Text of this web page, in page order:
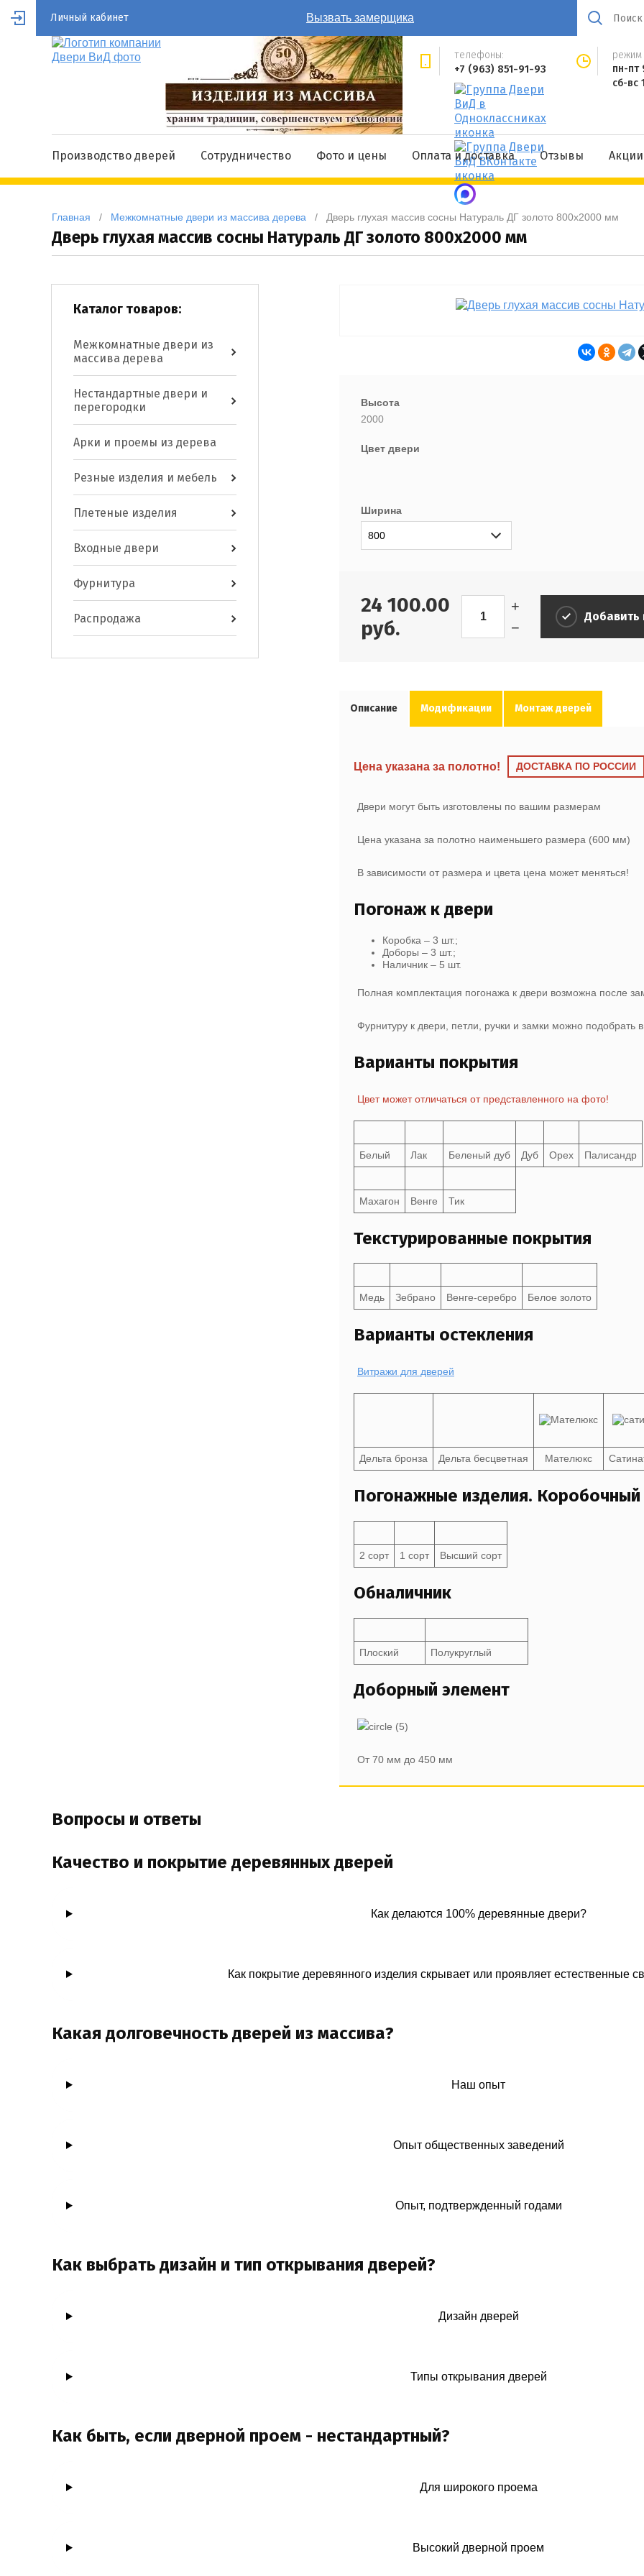
Личный кабинет Вызвать замерщика
телефоны:
+7 (963) 851-91-93
режим
пн-пт
сб-вс
Производство дверей Сотрудничество Фото и цены Оплата и доставка Отзывы Акции
Главная
   /
Межкомнатные двери из массива дерева
   /
Дверь глухая массив сосны Натураль ДГ золото 800x2000 мм
Дверь глухая массив сосны Натураль ДГ золото 800x2000 мм
Каталог товаров:
Межкомнатные двери из
массива дерева
Нестандартные двери и
перегородки
Арки и проемы из дерева
Резные изделия и мебель
Плетеные изделия
Входные двери
Фурнитура
Распродажа
Высота
2000
Цвет двери
Ширина
24 100.00
руб.
−
+
Добавить
Описание Модификации Монтаж дверей
Цена указана за полотно! ДОСТАВКА ПО РОССИИ
Двери могут быть изготовлены по вашим размерам
Цена указана за полотно наименьшего размера (600 мм)
В зависимости от размера и цвета цена может меняться!
Погонаж к двери
Коробка – 3 шт.;
Доборы – 3 шт.;
Наличник – 5 шт.
Полная комплектация погонажа к двери возможна после
Фурнитуру к двери, петли, ручки и замки можно подобрать
Варианты покрытия
Цвет может отличаться от представленного на фото!
Белый Лак Беленый дуб Дуб Орех Палисандр
Махагон Венге Тик
Текстурированные покрытия
Медь Зебрано Венге-серебро Белое золото
Варианты остекления
Витражи для дверей
Дельта бронза Дельта бесцветная Мателюкс
Погонажные изделия. Коробочный
2 сорт 1 сорт Высший сорт
Обналичник
Плоский Полукруглый
Доборный элемент
От 70 мм до 450 мм
Вопросы и ответы
Качество и покрытие деревянных дверей
Как делаются 100% деревянные двери?
Как покрытие деревянного изделия скрывает или проявляет естественные
Какая долговечность дверей из массива?
Наш опыт
Опыт общественных заведений
Опыт, подтвержденный годами
Как выбрать дизайн и тип открывания дверей?
Дизайн дверей
Типы открывания дверей
Как быть, если дверной проем - нестандартный?
Для широкого проема
Высокий дверной проем